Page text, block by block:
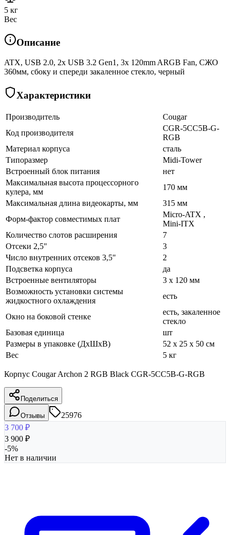
5 кг
Вес
Описание
ATX, USB 2.0, 2x USB 3.2 Gen1, 3x 120mm ARGB Fan, СЖО
360мм, сбоку и спереди закаленное стекло, черный
Характеристики
Производитель
Cougar
Код производителя
CGR-5CC5B-G-
RGB
Материал корпуса
сталь
Типоразмер
Midi-Tower
Встроенный блок питания
нет
Максимальная высота процессорного
кулера, мм
170 мм
Максимальная длина видеокарты, мм
315 мм
Форм-фактор совместимых плат
Micro-ATX ,
Mini-ITX
Количество слотов расширения
7
Отсеки 2,5"
3
Число внутренних отсеков 3,5"
2
Подсветка корпуса
да
Встроенные вентиляторы
3 x 120 мм
Возможность установки системы
жидкостного охлаждения
есть
Окно на боковой стенке
есть, закаленное
стекло
Базовая единица
шт
Размеры в упаковке (ДхШхВ)
52 x 25 x 50 см
Вес
5 кг
Корпус Cougar Archon 2 RGB Black CGR-5CC5B-G-RGB
Поделиться
Отзывы
25976
3 700 ₽
3 900 ₽
-5%
Нет в наличии